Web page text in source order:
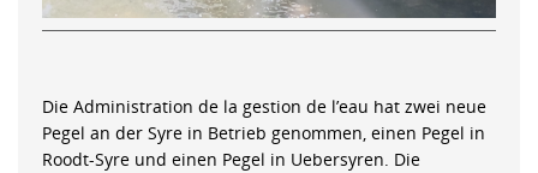
Die Administration de la gestion de l’eau hat zwei neue
Pegel an der Syre in Betrieb genommen, einen Pegel in
Roodt-Syre und einen Pegel in Uebersyren. Die